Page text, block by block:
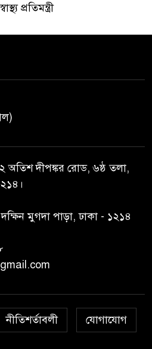
প্রতিমন্ত্রী
শেষ পর্যায়ে, দ্রুত চার্জশিট
ঝড়বৃষ্টির পূর্বাভাস
প্রধানমন্ত্রীর সঙ্গে দেখা করে স্বপ্নপূরণ
অনুশ্রীর, মিলল হারমোনিয়াম
২০ আগস্ট রাষ্ট্রপতি নির্বাচন,
বান্দরবান বিজিবি সেক্টর সদর দপ্তর
অতিশ দীপঙ্কর রোড, ৬ষ্ঠ তলা,
মুগদা পাড়া, ঢাকা - ১২১৪
নীতিশর্তাবলী যোগাযোগ